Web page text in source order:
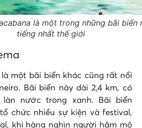
là một trong những bãi biển
tiếng nhất thế giới
là một bãi biển khác cũng rất nổi
Bãi biển này dài 2,4 km, có
nước trong xanh. Bãi biển
chức nhiều sự kiện và festival,
khi hàng nghìn người hâm mộ